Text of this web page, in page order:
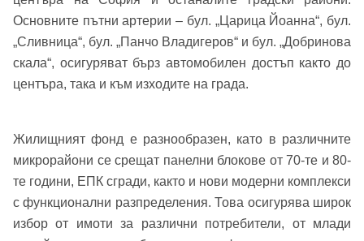
Добре дошъл!
Имейл Адрес
Основните пътни артерии – бул. „Царица Йоанна“, бул.
„Сливница“, бул. „Панчо Владигеров“ и бул. „Добринова
скала“, осигуряват бърз автомобилен достъп както до
центъра, така и към изходите на града.
Жилищният фонд е разнообразен, като в различните
микрорайони се срещат панелни блокове от 70-те и 80-
те години, ЕПК сгради, както и нови модерни комплекси
с функционални разпределения. Това осигурява широк
избор от имоти за различни потребители, от млади
Имейл адрес*